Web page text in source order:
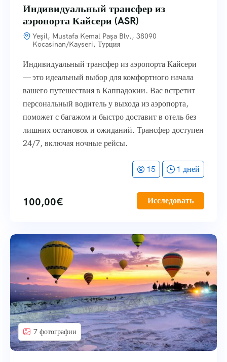
Индивидуальный трансфер из
аэропорта Кайсери (ASR)
Yeşil, Mustafa Kemal Paşa Blv., 38090
Kocasinan/Kayseri, Турция
Индивидуальный трансфер из аэропорта Кайсери
— это идеальный выбор для комфортного начала
вашего путешествия в Каппадокии. Вас встретит
персональный водитель у выхода из аэропорта,
поможет с багажом и быстро доставит в отель без
лишних остановок и ожиданий. Трансфер доступен
24/7, включая ночные рейсы.
15 1 дней
100,00€ Исследовать
7 фотографии